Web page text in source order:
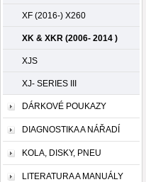
XF (2016-) X260
XK & XKR (2006- 2014 )
XJS
XJ- SERIES III
DÁRKOVÉ POUKAZY
DIAGNOSTIKA A NÁŘADÍ
KOLA, DISKY, PNEU
LITERATURA A MANUÁLY